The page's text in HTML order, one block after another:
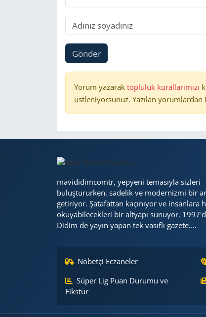
Gönder
Yorum yazarak topluluk kurallarımızı
üstleniyorsunuz. Yazılan
mavididimcomtr, yepyeni temasıyla sizleri
buluştururken, sadelik ve modernizmi bir
getiriyor. Şatafattan kaçınıyor ve insanlara
okuyabilecekleri bir altyapı sunuyor.
Didim de yayın yapan tek vasıflı gazete....
Nöbetçi Eczaneler
Süper Lig Puan Durumu ve
Fikstür